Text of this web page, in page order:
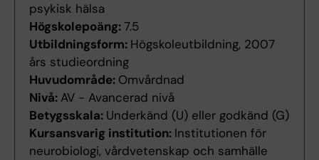
psykisk hälsa
Högskolepoäng:7.5
Utbildningsform: Högskoleutbildning, 2007
års studieordning
Huvudområde: Omvårdnad
Nivå: AV - Avancerad nivå
Betygsskala: Underkänd (U) eller godkänd (G)
Kursansvarig institution: Institutionen för
neurobiologi, vårdvetenskap och samhälle